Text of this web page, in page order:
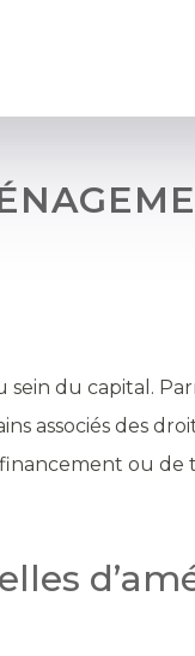
du capital.
associés des
ou de